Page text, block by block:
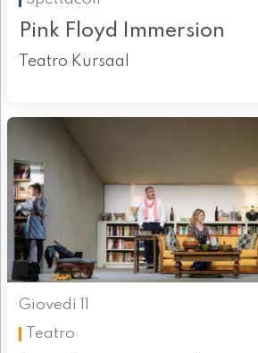
Pink Floyd Immersion
Teatro Kursaal
Giovedì 11
Teatro